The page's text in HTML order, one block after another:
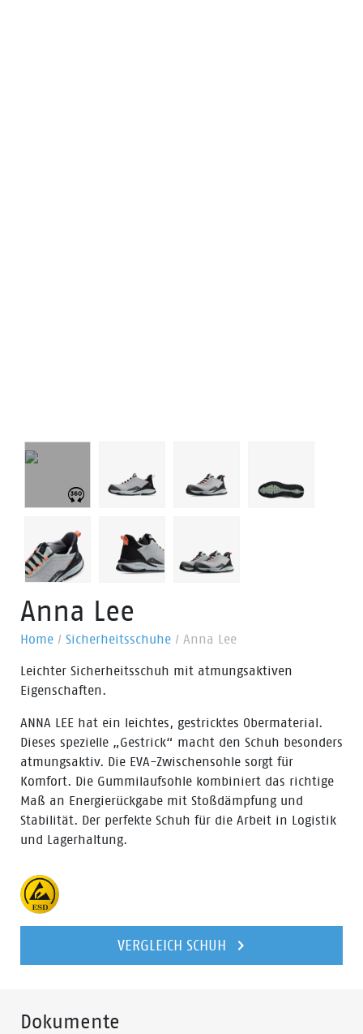
Anna Lee
Home / Sicherheitsschuhe / Anna Lee
Leichter Sicherheitsschuh mit atmungsaktiven
Eigenschaften.
ANNA LEE hat ein leichtes, gestricktes Obermaterial.
Dieses spezielle „Gestrick“ macht den Schuh besonders
atmungsaktiv. Die EVA-Zwischensohle sorgt für
Komfort. Die Gummilaufsohle kombiniert das richtige
Maß an Energierückgabe mit Stoßdämpfung und
Stabilität. Der perfekte Schuh für die Arbeit in Logistik
und Lagerhaltung.
VERGLEICH SCHUH
Dokumente